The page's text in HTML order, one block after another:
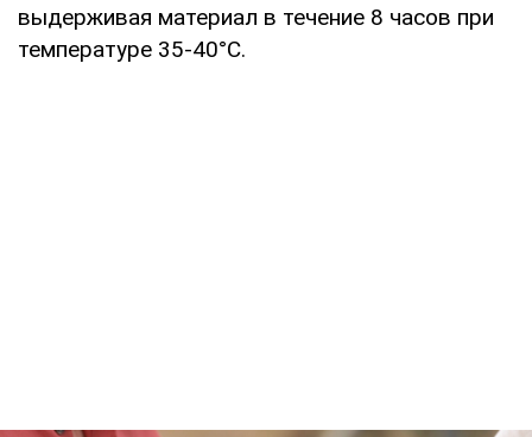
выдерживая материал в течение 8 часов при
температуре 35-40°C.